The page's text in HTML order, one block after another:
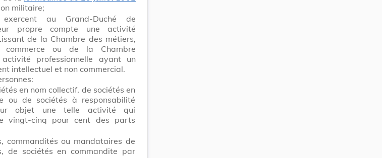
militaire;
au Grand-Duché de
propre compte une activité
de la Chambre des métiers,
ou de la Chambre
professionnelle ayant un
intellectuel et non commercial.
en nom collectif, de sociétés en
ou de sociétés à responsabilité
objet une telle activité qui
vingt-cinq pour cent des parts
commandités ou mandataires de
de sociétés en commandite par